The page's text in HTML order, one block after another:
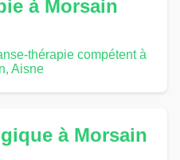
à Morsain
thérapie compétent à
Aisne
à Morsain